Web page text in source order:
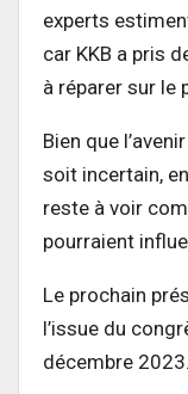
experts
car KKB a pris
à réparer sur le
Bien que
soit incertain,
reste à voir
pourraient
Le prochain
l’issue du
décembre 2023.